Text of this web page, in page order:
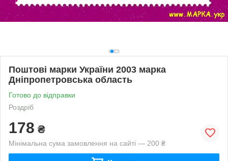
Поштові марки України 2003 марка
Дніпропетровська область
Готово до відправки
Роздріб
178 ₴
Мінімальна сума замовлення на сайті — 200 ₴